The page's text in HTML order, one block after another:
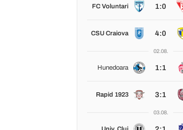
FC Voluntari 1:0
CSU Craiova 4:0
02.08.
Hunedoara 1:1
Rapid 1923 3:1
03.08.